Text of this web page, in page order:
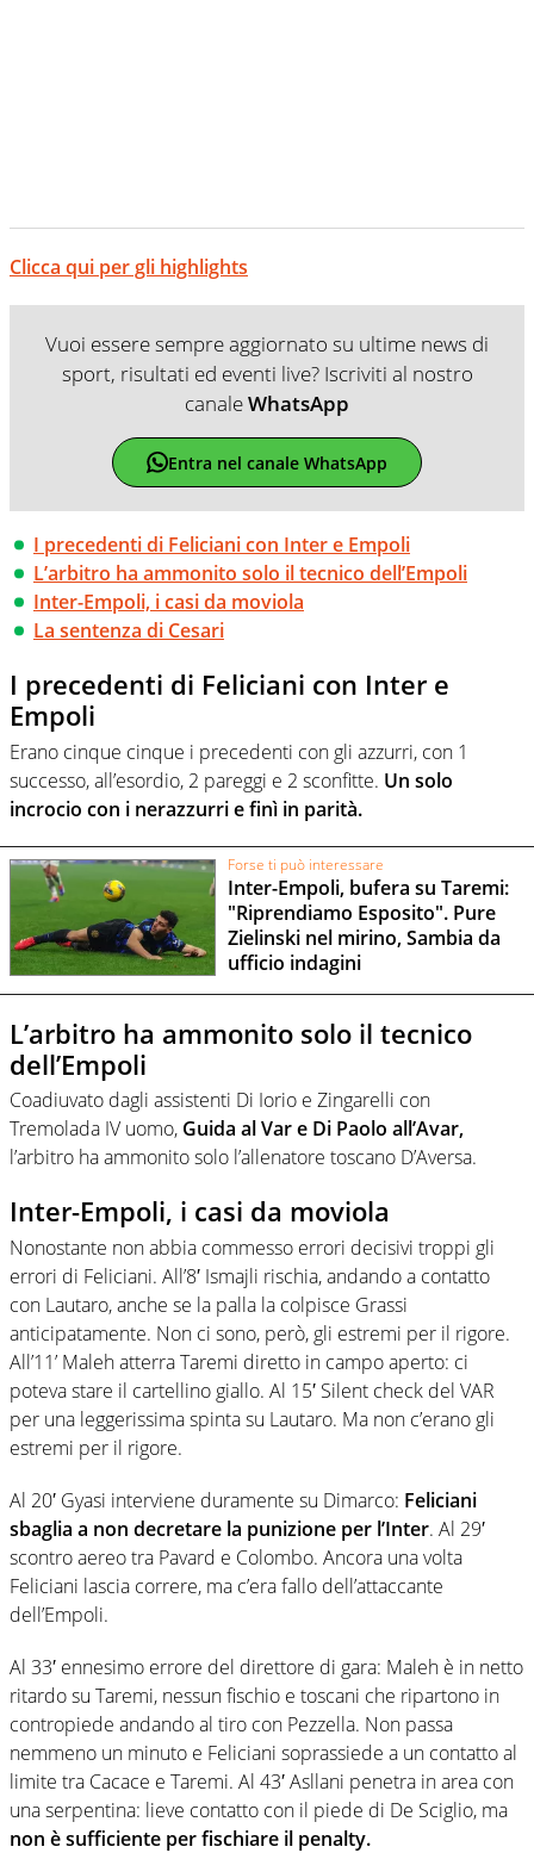
Clicca qui per gli highlights
Vuoi essere sempre aggiornato su ultime news di
sport, risultati ed eventi live? Iscriviti al nostro
canaleWhatsApp
Entra nel canale WhatsApp
I precedenti di Feliciani con Inter e Empoli
L’arbitro ha ammonito solo il tecnico dell’Empoli
Inter-Empoli, i casi da moviola
La sentenza di Cesari
I precedenti di Feliciani con Inter e
Empoli
Erano cinque cinque i precedenti con gli azzurri, con 1
successo, all’esordio, 2 pareggi e 2 sconfitte. Un solo
incrocio con i nerazzurri e finì in parità.
Forse ti può interessare
Inter-Empoli, bufera su Taremi:
"Riprendiamo Esposito". Pure
Zielinski nel mirino, Sambia da
ufficio indagini
L’arbitro ha ammonito solo il tecnico
dell’Empoli
Coadiuvato dagli assistenti Di Iorio e Zingarelli con
Tremolada IV uomo, Guida al Var e Di Paolo all’Avar,
l’arbitro ha ammonito solo l’allenatore toscano D’Aversa.
Inter-Empoli, i casi da moviola
Nonostante non abbia commesso errori decisivi troppi gli
errori di Feliciani. All’8′ Ismajli rischia, andando a contatto
con Lautaro, anche se la palla la colpisce Grassi
anticipatamente. Non ci sono, però, gli estremi per il rigore.
All’11’ Maleh atterra Taremi diretto in campo aperto: ci
poteva stare il cartellino giallo. Al 15′ Silent check del VAR
per una leggerissima spinta su Lautaro. Ma non c’erano gli
estremi per il rigore.
Al 20′ Gyasi interviene duramente su Dimarco: Feliciani
sbaglia a non decretare la punizione per l’Inter. Al 29′
scontro aereo tra Pavard e Colombo. Ancora una volta
Feliciani lascia correre, ma c’era fallo dell’attaccante
dell’Empoli.
Al 33′ ennesimo errore del direttore di gara: Maleh è in netto
ritardo su Taremi, nessun fischio e toscani che ripartono in
contropiede andando al tiro con Pezzella. Non passa
nemmeno un minuto e Feliciani soprassiede a un contatto al
limite tra Cacace e Taremi. Al 43′ Asllani penetra in area con
una serpentina: lieve contatto con il piede di De Sciglio, ma
non è sufficiente per fischiare il penalty.